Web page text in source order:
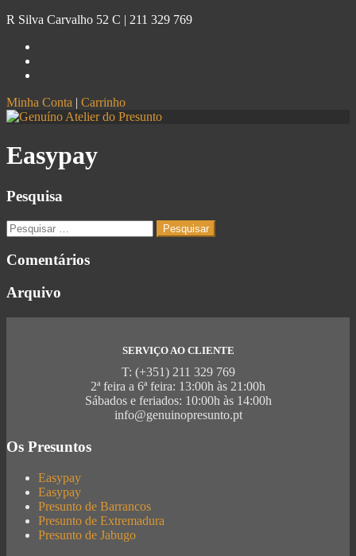
R Silva Carvalho 52 C | 211 329 769
Minha Conta | Carrinho
Easypay
Pesquisa
Comentários
Arquivo
SERVIÇO AO CLIENTE
T: (+351) 211 329 769
2ª feira a 6ª feira: 13:00h às 21:00h
Sábados e feriados: 10:00h às 14:00h
info@genuinopresunto.pt
Os Presuntos
Easypay
Easypay
Presunto de Barrancos
Presunto de Extremadura
Presunto de Jabugo